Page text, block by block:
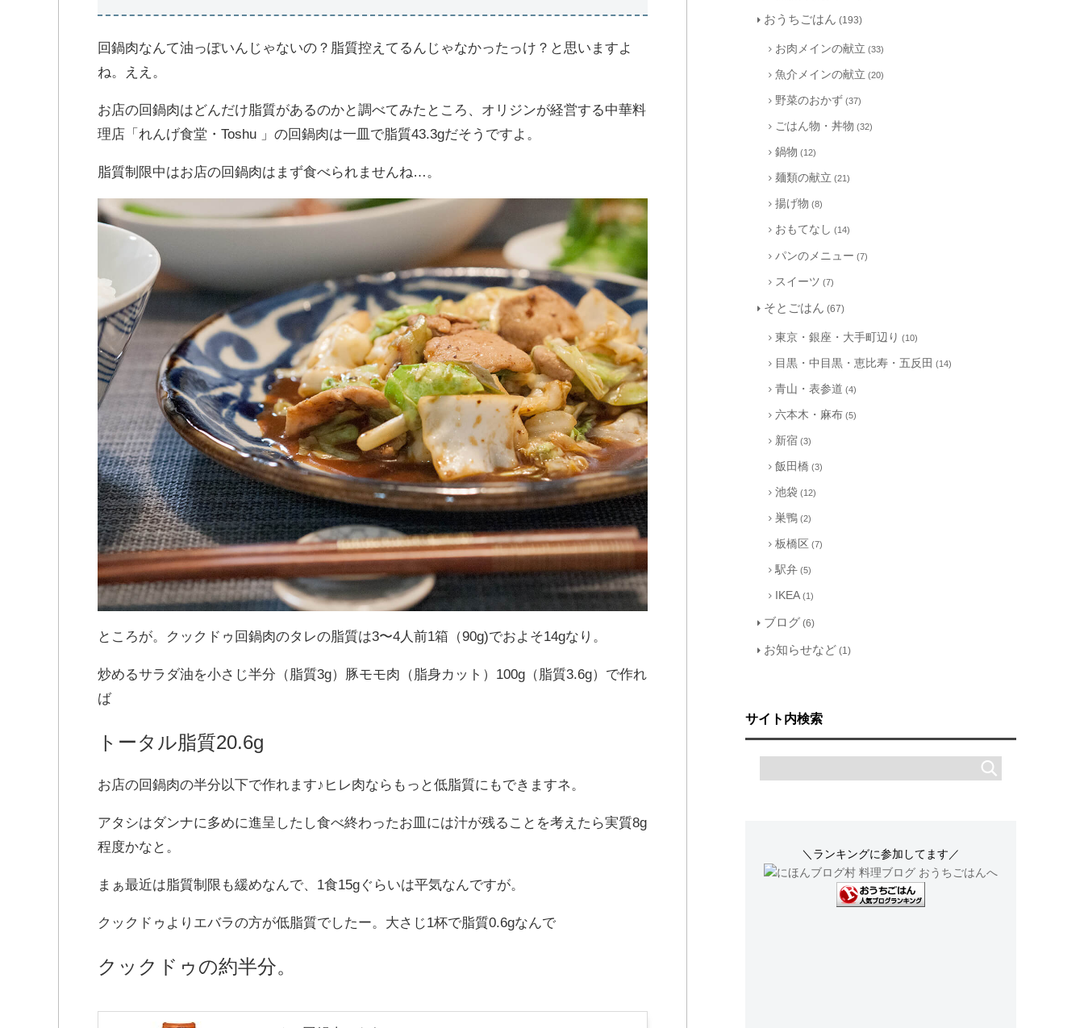
回鍋肉なんて油っぽいんじゃないの？脂質控えてるんじゃなかったっけ？と思いますよ
ね。ええ。
お店の回鍋肉はどんだけ脂質があるのかと調べてみたところ、オリジンが経営する中華料
理店「れんげ食堂・Toshu 」の回鍋肉は一皿で脂質43.3gだそうですよ。
脂質制限中はお店の回鍋肉はまず食べられませんね…。
ところが。クックドゥ回鍋肉のタレの脂質は3〜4人前1箱（90g)でおよそ14gなり。
炒めるサラダ油を小さじ半分（脂質3g）豚モモ肉（脂身カット）100g（脂質3.6g）で作れ
ば
トータル脂質20.6g
お店の回鍋肉の半分以下で作れます♪ヒレ肉ならもっと低脂質にもできますネ。
アタシはダンナに多めに進呈したし食べ終わったお皿には汁が残ることを考えたら実質8g
程度かなと。
まぁ最近は脂質制限も緩めなんで、1食15gぐらいは平気なんですが。
クックドゥよりエバラの方が低脂質でしたー。大さじ1杯で脂質0.6gなんで
クックドゥの約半分。
おうちごはん (193)
お肉メインの献立 (33)
魚介メインの献立 (20)
野菜のおかず (37)
ごはん物・丼物 (32)
鍋物 (12)
麺類の献立 (21)
揚げ物 (8)
おもてなし (14)
パンのメニュー (7)
スイーツ (7)
そとごはん (67)
東京・銀座・大手町辺り (10)
目黒・中目黒・恵比寿・五反田 (14)
青山・表参道 (4)
六本木・麻布 (5)
新宿 (3)
飯田橋 (3)
池袋 (12)
巣鴨 (2)
板橋区 (7)
駅弁 (5)
IKEA (1)
ブログ (6)
お知らせなど (1)
サイト内検索
＼ランキングに参加してます／